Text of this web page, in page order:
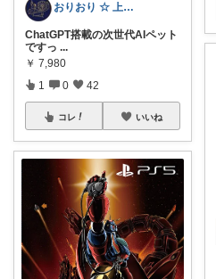
おりおり ☆ 上限🙏
ChatGPT搭載の次世代AIペット
ですっ ...
￥ 7,980
1 0 42
コレ いいね